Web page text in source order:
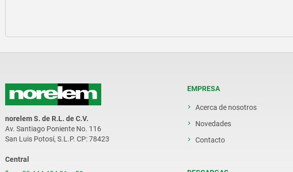
norelem S. de R.L. de C.V.
Av. Santiago Poniente No. 116
San Luis Potosí, S.L.P. CP: 78423
Central
EMPRESA
Acerca de nosotros
Novedades
Contacto